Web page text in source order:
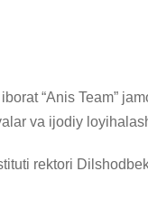
“Anis Team”
va ijodiy
rektori